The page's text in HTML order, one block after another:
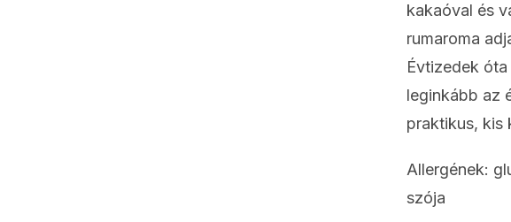
kakaóval és
rumaroma
Évtizedek
leginkább az
praktikus, kis
Allergének:
szója